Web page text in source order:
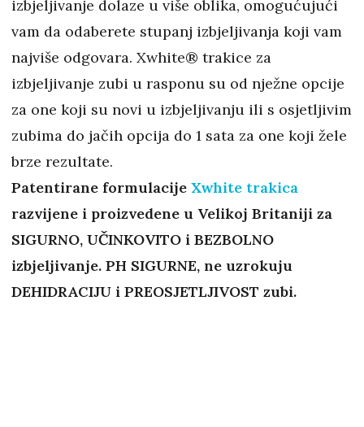
izbjeljivanje dolaze u više oblika, omogućujući
vam da odaberete stupanj izbjeljivanja koji vam
najviše odgovara. Xwhite® trakice za
izbjeljivanje zubi u rasponu su od nježne opcije
za one koji su novi u izbjeljivanju ili s osjetljivim
zubima do jačih opcija do 1 sata za one koji žele
brze rezultate.
Patentirane formulacije Xwhite trakica
razvijene i proizvedene u Velikoj Britaniji za
SIGURNO, UČINKOVITO i BEZBOLNO
izbjeljivanje. PH SIGURNE, ne uzrokuju
DEHIDRACIJU i PREOSJETLJIVOST zubi.